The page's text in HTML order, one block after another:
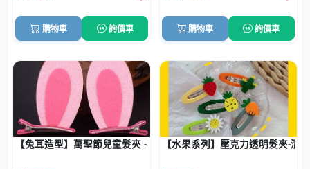
購物車 詢價車 購物車 詢價車
【兔耳造型】萬聖節兒童髮夾 - 化妝派對必備【水果系列】壓克力透明髮夾-清